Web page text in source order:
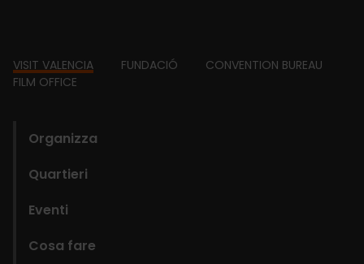
Footer
VISIT VALENCIA FUNDACIÓ
CONVENTION BUREAU
FILM OFFICE
Organizza
Quartieri
Eventi
Cosa fare